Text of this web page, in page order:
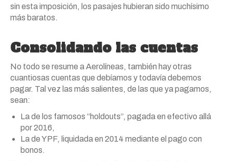
sin esta imposición, los pasajes hubieran sido muchísimo
más baratos.
Consolidando las cuentas
No todo se resume a Aerolíneas, también hay otras
cuantiosas cuentas que debíamos y todavía debemos
pagar. Tal vez las más salientes, de las que ya pagamos,
sean:
La de los famosos “holdouts”, pagada en efectivo allá
por 2016,
La de YPF, liquidada en 2014 mediante el pago con
bonos.